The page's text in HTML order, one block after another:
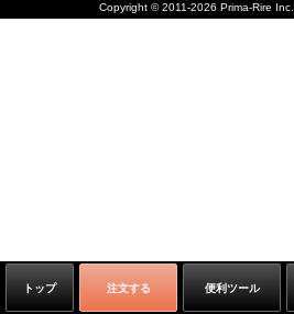
トップ 注文する 便利ツール
Copyright ©2011-2026 Prima-Rire